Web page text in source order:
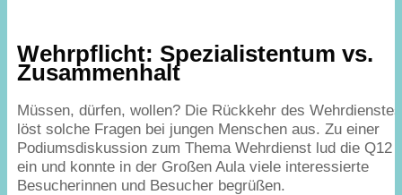
Wehrpflicht: Spezialistentum vs.
Zusammenhalt
Müssen, dürfen, wollen? Die Rückkehr des Wehrdienstes
löst solche Fragen bei jungen Menschen aus. Zu einer
Podiumsdiskussion zum Thema Wehrdienst lud dieQ12
ein und konnte in der Großen Aula viele interessierte
Besucherinnen und Besucher begrüßen.